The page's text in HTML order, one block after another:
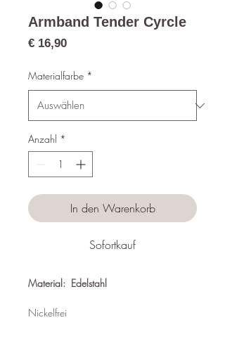
Armband Tender Cyrcle
€ 16,90Preis
Materialfarbe *
Anzahl *
In den Warenkorb
Sofortkauf
Material: Edelstahl
Nickelfrei